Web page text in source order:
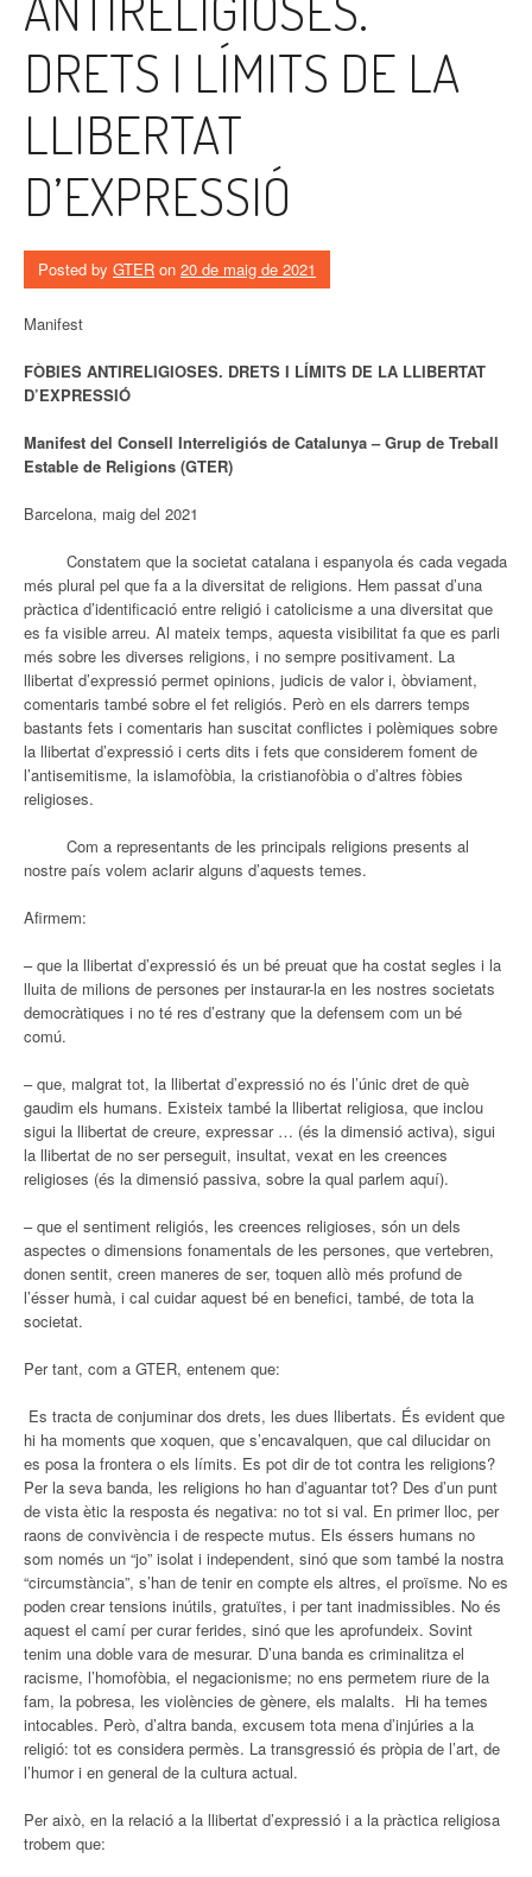
DRETS I LÍMITS DE LA
LLIBERTAT
D’EXPRESSIÓ
Posted by GTER on 20 de maig de 2021
Manifest
FÒBIES ANTIRELIGIOSES. DRETS I LÍMITS DE LA LLIBERTAT
D’EXPRESSIÓ
Manifest del Consell Interreligiós de Catalunya – Grup de Treball
Estable de Religions (GTER)
Barcelona, maig del 2021
Constatem que la societat catalana i espanyola és cada vegada
més plural pel que fa a la diversitat de religions. Hem passat d’una
pràctica d’identificació entre religió i catolicisme a una diversitat que
es fa visible arreu. Al mateix temps, aquesta visibilitat fa que es parli
més sobre les diverses religions, i no sempre positivament. La
llibertat d’expressió permet opinions, judicis de valor i, òbviament,
comentaris també sobre el fet religiós. Però en els darrers temps
bastants fets i comentaris han suscitat conflictes i polèmiques sobre
la llibertat d’expressió i certs dits i fets que considerem foment de
l’antisemitisme, la islamofòbia, la cristianofòbia o d’altres fòbies
religioses.
Com a representants de les principals religions presents al
nostre país volem aclarir alguns d’aquests temes.
Afirmem:
– que la llibertat d’expressió és un bé preuat que ha costat segles i la
lluita de milions de persones per instaurar-la en les nostres societats
democràtiques i no té res d’estrany que la defensem com un bé
comú.
– que, malgrat tot, la llibertat d’expressió no és l’únic dret de què
gaudim els humans. Existeix també la llibertat religiosa, que inclou
sigui la llibertat de creure, expressar … (és la dimensió activa), sigui
la llibertat de no ser perseguit, insultat, vexat en les creences
religioses (és la dimensió passiva, sobre la qual parlem aquí).
– que el sentiment religiós, les creences religioses, són un dels
aspectes o dimensions fonamentals de les persones, que vertebren,
donen sentit, creen maneres de ser, toquen allò més profund de
l’ésser humà, i cal cuidar aquest bé en benefici, també, de tota la
societat.
Per tant, com a GTER, entenem que:
Es tracta de conjuminar dos drets, les dues llibertats. És evident que
hi ha moments que xoquen, que s’encavalquen, que cal dilucidar on
es posa la frontera o els límits. Es pot dir de tot contra les religions?
Per la seva banda, les religions ho han d’aguantar tot? Des d’un punt
de vista ètic la resposta és negativa: no tot si val. En primer lloc, per
raons de convivència i de respecte mutus. Els éssers humans no
som només un “jo” isolat i independent, sinó que som també la nostra
“circumstància”, s’han de tenir en compte els altres, el proïsme. No es
poden crear tensions inútils, gratuïtes, i per tant inadmissibles. No és
aquest el camí per curar ferides, sinó que les aprofundeix. Sovint
tenim una doble vara de mesurar. D’una banda es criminalitza el
racisme, l’homofòbia, el negacionisme; no ens permetem riure de la
fam, la pobresa, les violències de gènere, els malalts. Hi ha temes
intocables. Però, d’altra banda, excusem tota mena d’injúries a la
religió: tot es considera permès. La transgressió és pròpia de l’art, de
l’humor i en general de la cultura actual.
Per això, en la relació a la llibertat d’expressió i a la pràctica religiosa
trobem que: